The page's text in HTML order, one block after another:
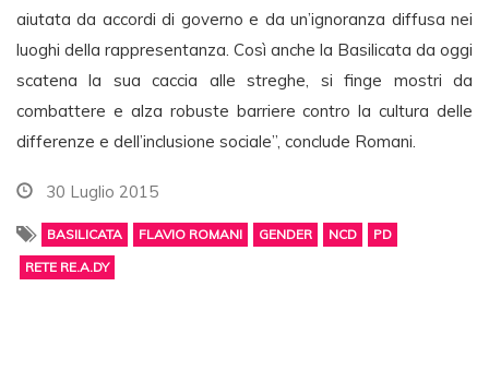
aiutata da accordi di governo e da un’ignoranza diffusa nei
luoghi della rappresentanza. Così anche la Basilicata da oggi
scatena la sua caccia alle streghe, si finge mostri da
combattere e alza robuste barriere contro la cultura delle
differenze e dell’inclusione sociale”, conclude Romani.
30 Luglio 2015
BASILICATA FLAVIO ROMANI GENDER NCD
PD
RETE RE.A.DY